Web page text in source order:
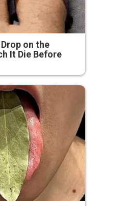
on the
It Die Before